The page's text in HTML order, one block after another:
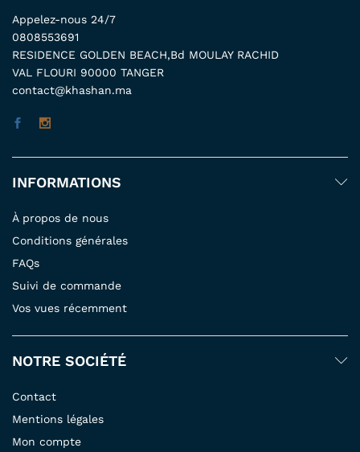
Appelez-nous 24/7
0808553691
RESIDENCE GOLDEN BEACH,Bd MOULAY RACHID
VAL FLOURI 90000 TANGER
contact@khashan.ma
INFORMATIONS
À propos de nous
Conditions générales
FAQs
Suivi de commande
Vos vues récemment
NOTRE SOCIÉTÉ
Contact
Mentions légales
Mon compte